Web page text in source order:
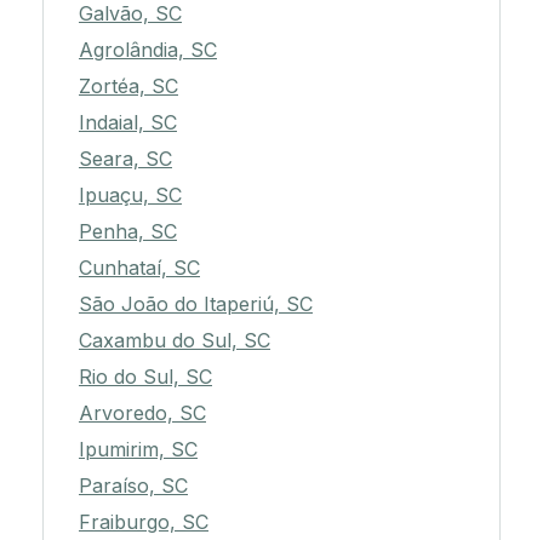
Galvão, SC
Agrolândia, SC
Zortéa, SC
Indaial, SC
Seara, SC
Ipuaçu, SC
Penha, SC
Cunhataí, SC
São João do Itaperiú, SC
Caxambu do Sul, SC
Rio do Sul, SC
Arvoredo, SC
Ipumirim, SC
Paraíso, SC
Fraiburgo, SC